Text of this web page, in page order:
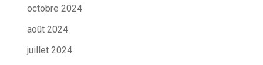
octobre 2024
août 2024
juillet 2024